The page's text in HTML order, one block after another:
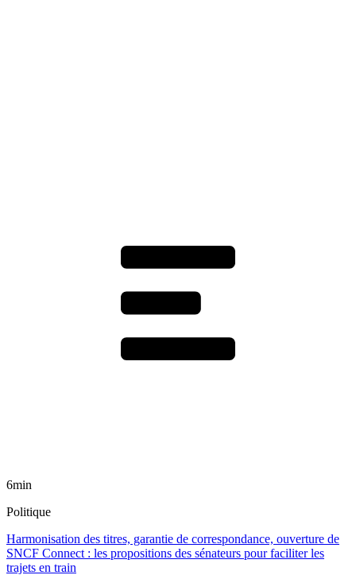
6min
Politique
Harmonisation des titres, garantie de correspondance, ouverture de
SNCF Connect : les propositions des sénateurs pour faciliter les
trajets en train